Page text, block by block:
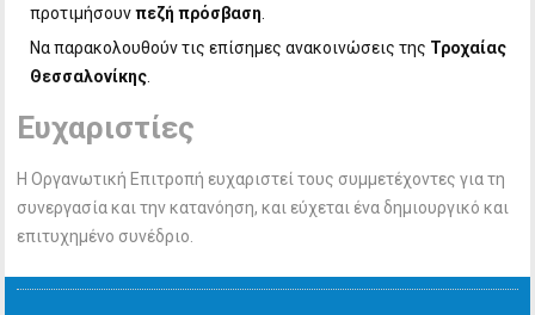
προτιμήσουνπεζή πρόσβαση
Να παρακολουθούν τις επίσημες ανακοινώσεις της Τροχαίας
Θεσσαλονίκης
Ευχαριστίες
Η Οργανωτική Επιτροπή ευχαριστεί τους συμμετέχοντες για τη
συνεργασία και την κατανόηση, και εύχεται ένα δημιουργικό και
επιτυχημένο συνέδριο.